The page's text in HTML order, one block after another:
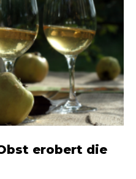
erobert die